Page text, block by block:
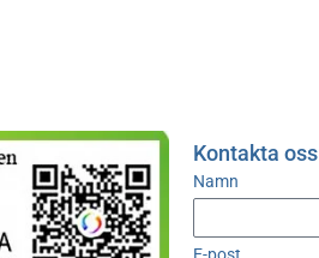
Kontakta oss
Namn